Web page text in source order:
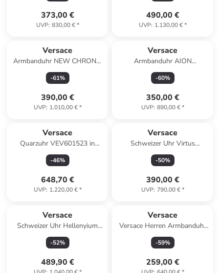
373,00 €
UVP: 830,00 €*
490,00 €
UVP: 1.130,00 €*
Versace
Armbanduhr NEW CHRONO
schwarz in schwarz
-61%
390,00 €
UVP: 1.010,00 €*
Versace
Armbanduhr AION
silberfarben in blau
-60%
350,00 €
UVP: 890,00 €*
Versace
Quarzuhr VEV601523 in
silber
-46%
648,70 €
UVP: 1.220,00 €*
Versace
Schweizer Uhr Virtus
Silberfarben in silber
-50%
390,00 €
UVP: 790,00 €*
Versace
Schweizer Uhr Hellenyium
Silber, rosegold in gold
-52%
489,90 €
Versace
Versace Herren Armbanduhr
V-CIRCLE in rot
-59%
259,00 €